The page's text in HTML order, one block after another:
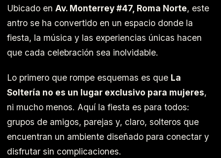
Ubicado en Av. Monterrey #47, Roma Norte, este
antro se ha convertido en un espacio donde la
fiesta, la música y las experiencias únicas hacen
que cada celebración sea inolvidable.
Lo primero que rompe esquemas es que La
Soltería no es un lugar exclusivo para mujeres,
ni mucho menos. Aquí la fiesta es para todos:
grupos de amigos, parejas y, claro, solteros que
encuentran un ambiente diseñado para conectar y
disfrutar sin complicaciones.